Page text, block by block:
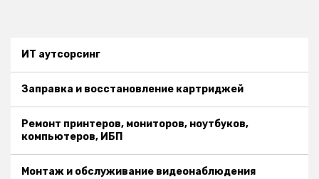
ИТ аутсорсинг
Заправка и восстановление картриджей
Ремонт принтеров, мониторов, ноутбуков,
компьютеров, ИБП
Монтаж и обслуживание видеонаблюдения